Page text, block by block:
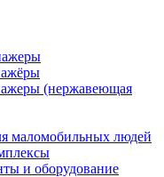
(нержавеющая
маломобильных людей
и оборудование